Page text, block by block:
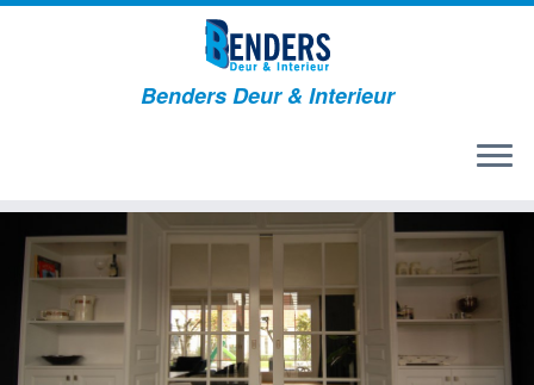
Benders Deur & Interieur